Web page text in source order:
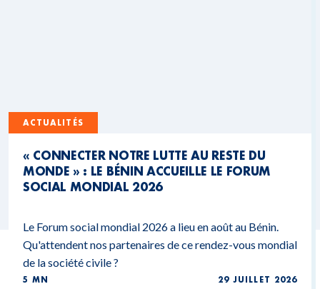
ACTUALITÉS
« CONNECTER NOTRE LUTTE AU RESTE DU
MONDE » : LE BÉNIN ACCUEILLE LE FORUM
SOCIAL MONDIAL 2026
Le Forum social mondial 2026 a lieu en août au Bénin.
Qu'attendent nos partenaires de ce rendez-vous mondial
de la société civile ?
5 MN 29 JUILLET 2026